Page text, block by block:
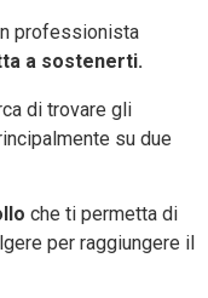
professionista
a sostenerti.
di trovare gli
su due
che ti permetta di
per raggiungere il